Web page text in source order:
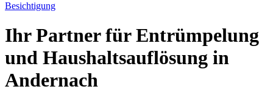
Besichtigung
Ihr Partner für Entrümpelung
und Haushaltsauflösung in
Andernach